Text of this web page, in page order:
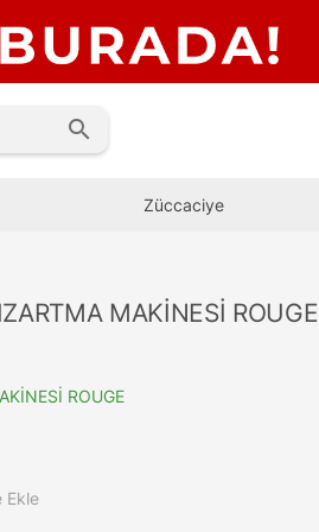
search
Züccaciye
MAKİNESİ ROUGE
ROUGE
Ekle